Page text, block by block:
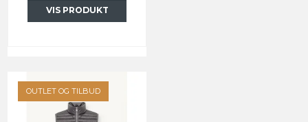
VIS PRODUKT
OUTLET OG TILBUD